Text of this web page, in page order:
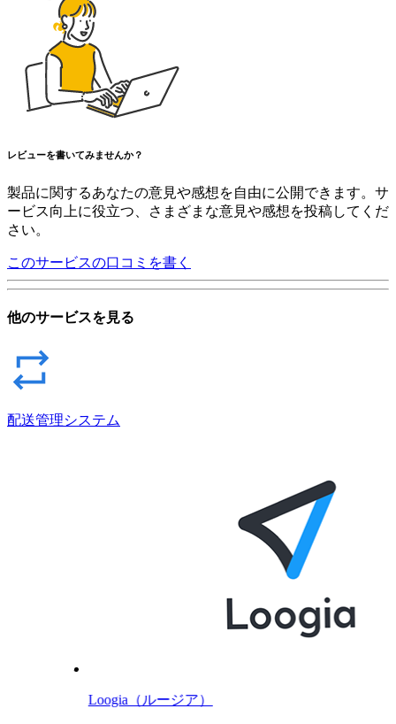
レビューを書いてみませんか？
製品に関するあなたの意見や感想を自由に公開できます。サ
ービス向上に役立つ、さまざまな意見や感想を投稿してくだ
さい。
このサービスの口コミを書く
他のサービスを見る
配送管理システム
Loogia（ルージア）